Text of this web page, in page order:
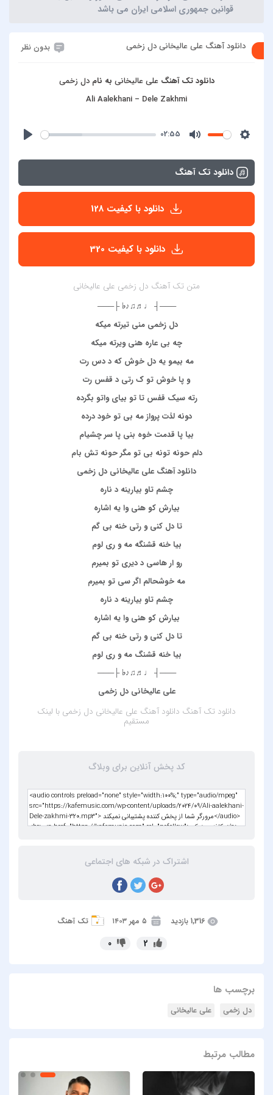
قوانین جمهوری اسلامی ایران می باشد
دانلود آهنگ علی عالیخانی دل زخمی بدون نظر
دانلود تک آهنگعلی عالیخانیبه نامدل زخمی
Ali Aalekhani – Dele Zakhmi
02:55
دانلود تک آهنگ
دانلود با کیفیت 128
دانلود با کیفیت 320
متن تک آهنگ دل زخمی علی عالیخانی
───┤ ♩♬♫♪♭ ├───
دل زخمی منی تیرته میکه
چه بی عاره هنی ویرته میکه
مه بیمو یه دل خوش که د دس رت
و پا خوش تو ک رتی د قفس رت
رته سیک قفس تا تو بیای واتو بگرده
دونه لذت پرواز مه بی تو خود درده
بیا پا قدمت خوه بنی پا سر چشیام
دلم حونه تونه بی تو مگر حونه تش بام
دانلود آهنگ علی عالیخانی دل زخمی
چشم تاو بیارینه د ناره
بیارش کو هنی وا یه اشاره
تا دل کنی و رتی خنه بی گم
بیا خنه قشنگه مه و ری لوم
رو ار هاسی د دیری تو بمیرم
مه خوشحالم اگر سی تو بمیرم
چشم تاو بیارینه د ناره
بیارش کو هنی وا یه اشاره
تا دل کنی و رتی خنه بی گم
بیا خنه قشنگ مه و ری لوم
───┤ ♩♬♫♪♭ ├───
علی عالیخانی دل زخمی
دانلود تک آهنگدانلود آهنگ علی عالیخانی دل زخمیبا لینک
مستقیم
کد پخش آنلاین برای وبلاگ
اشتراک در شبکه های اجتماعی
1,316 بازدید ۵ مهر ۱۴۰۳ تک آهنگ
برچسب ها
دل زخمی علی عالیخانی
مطالب مرتبط